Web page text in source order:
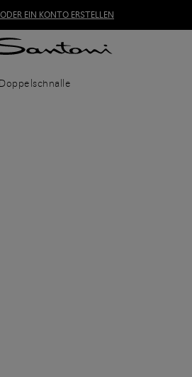
EIN KONTO ERSTELLEN
Doppelschnalle